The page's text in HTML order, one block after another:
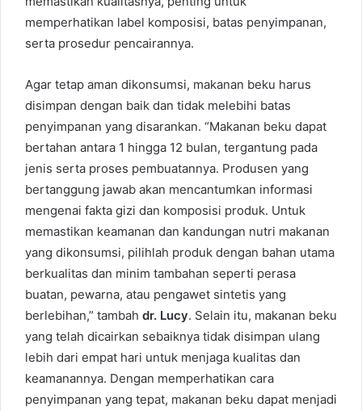
memperhatikan label komposisi, batas penyimpanan,
serta prosedur pencairannya.
Agar tetap aman dikonsumsi, makanan beku harus
disimpan dengan baik dan tidak melebihi batas
penyimpanan yang disarankan. “Makanan beku dapat
bertahan antara 1 hingga 12 bulan, tergantung pada
jenis serta proses pembuatannya. Produsen yang
bertanggung jawab akan mencantumkan informasi
mengenai fakta gizi dan komposisi produk. Untuk
memastikan keamanan dan kandungan nutri makanan
yang dikonsumsi, pilihlah produk dengan bahan utama
berkualitas dan minim tambahan seperti perasa
buatan, pewarna, atau pengawet sintetis yang
berlebihan,” tambah dr. Lucy. Selain itu, makanan beku
yang telah dicairkan sebaiknya tidak disimpan ulang
lebih dari empat hari untuk menjaga kualitas dan
keamanannya. Dengan memperhatikan cara
penyimpanan yang tepat, makanan beku dapat menjadi